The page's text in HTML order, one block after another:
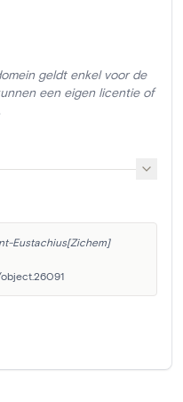
geldt enkel voor de
een eigen licentie of
Eustachius[Zichem]